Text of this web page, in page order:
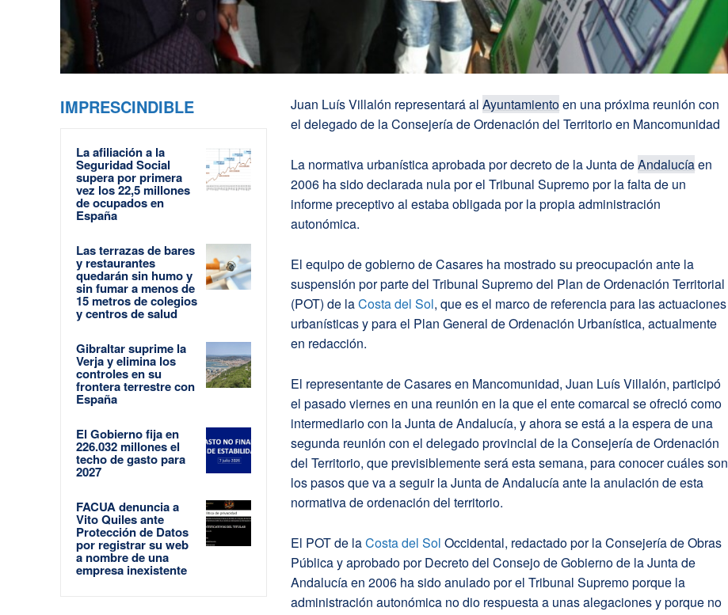
IMPRESCINDIBLE
La afiliación a la
Seguridad Social
supera por primera
vez los 22,5 millones
de ocupados en
España
Las terrazas de bares
y restaurantes
quedarán sin humo y
sin fumar a menos de
15 metros de colegios
y centros de salud
Gibraltar suprime la
Verja y elimina los
controles en su
frontera terrestre con
España
El Gobierno fija en
226.032 millones el
techo de gasto para
2027
FACUA denuncia a
Vito Quiles ante
Protección de Datos
por registrar su web
a nombre de una
empresa inexistente
Juan Luís Villalón representará alAyuntamientoen una próxima reunión con
el delegado de la Consejería de Ordenación del Territorio en Mancomunidad
La normativa urbanística aprobada por decreto de la Junta deAndalucíaen
2006 ha sido declarada nula por el Tribunal Supremo por la falta de un
informe preceptivo al estaba obligada por la propia administración
autonómica.
El equipo de gobierno de Casares ha mostrado su preocupación ante la
suspensión por parte del Tribunal Supremo del Plan de Ordenación Territorial
(POT) de laCosta del Sol, que es el marco de referencia para las actuaciones
urbanísticas y para el Plan General de Ordenación Urbanística, actualmente
en redacción.
El representante de Casares en Mancomunidad, Juan Luís Villalón, participó
el pasado viernes en una reunión en la que el ente comarcal se ofreció como
intermediario con la Junta de Andalucía, y ahora se está a la espera de una
segunda reunión con el delegado provincial de la Consejería de Ordenación
del Territorio, que previsiblemente será esta semana, para conocer cuáles son
los pasos que va a seguir la Junta de Andalucía ante la anulación de esta
normativa de ordenación del territorio.
El POT de laCosta del Sol Occidental, redactado por la Consejería de Obras
Pública y aprobado por Decreto del Consejo de Gobierno de la Junta de
Andalucía en 2006 ha sido anulado por el Tribunal Supremo porque la
administración autonómica no dio respuesta a unas alegaciones y porque no